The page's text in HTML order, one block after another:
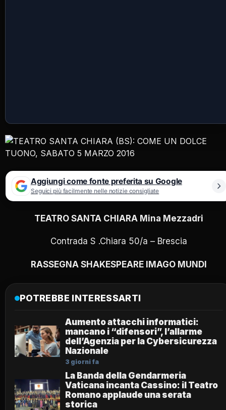
Aggiungi come fonte preferita su Google
Seguici più facilmente nelle notizie consigliate
TEATRO SANTA CHIARA Mina Mezzadri
Contrada S .Chiara 50/a – Brescia
RASSEGNA SHAKESPEARE IMAGO MUNDI
POTREBBE INTERESSARTI
Aumento attacchi informatici:
mancano i “difensori”, l’allarme
dell’Agenzia per la Cybersicurezza
Nazionale
3 giorni fa
La Banda della Gendarmeria
Vaticana incanta Cassino: il Teatro
Romano applaude una serata
storica